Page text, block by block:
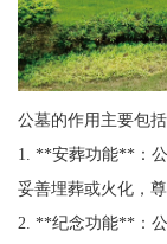
公墓的作用主要包
1. **安葬功能**：
妥善埋葬或火化，
2. **纪念功能**：